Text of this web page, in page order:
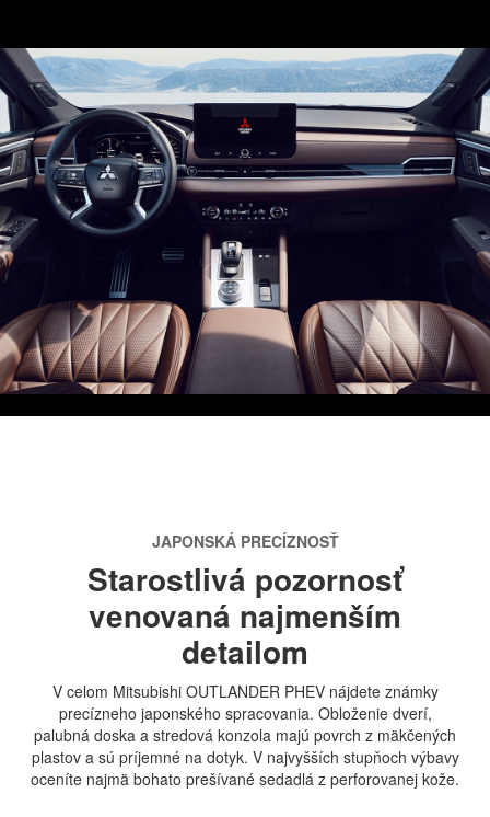
JAPONSKÁ PRECÍZNOSŤ
Starostlivá pozornosť
venovaná najmenším
detailom
V celom Mitsubishi OUTLANDER PHEV nájdete známky
precízneho japonského spracovania. Obloženie dverí,
palubná doska a stredová konzola majú povrch z mäkčených
plastov a sú príjemné na dotyk. V najvyšších stupňoch výbavy
oceníte najmä bohato prešívané sedadlá z perforovanej kože.